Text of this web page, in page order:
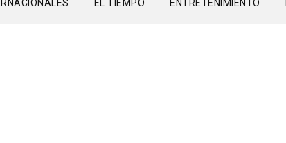
EL TIEMPO ENTRETENIMIENTO